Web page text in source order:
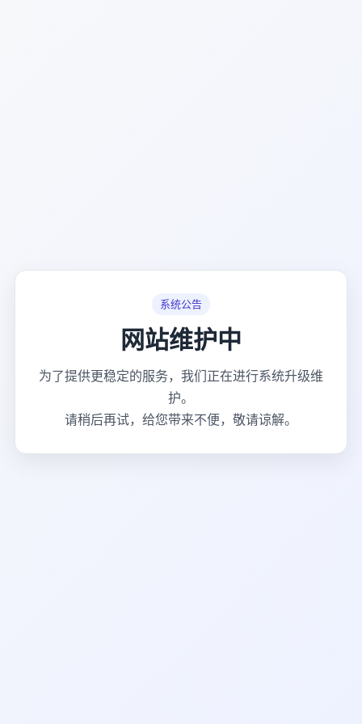
系统公告
网站维护中
为了提供更稳定的服务，我们正在进行系统升级维
护。
请稍后再试，给您带来不便，敬请谅解。